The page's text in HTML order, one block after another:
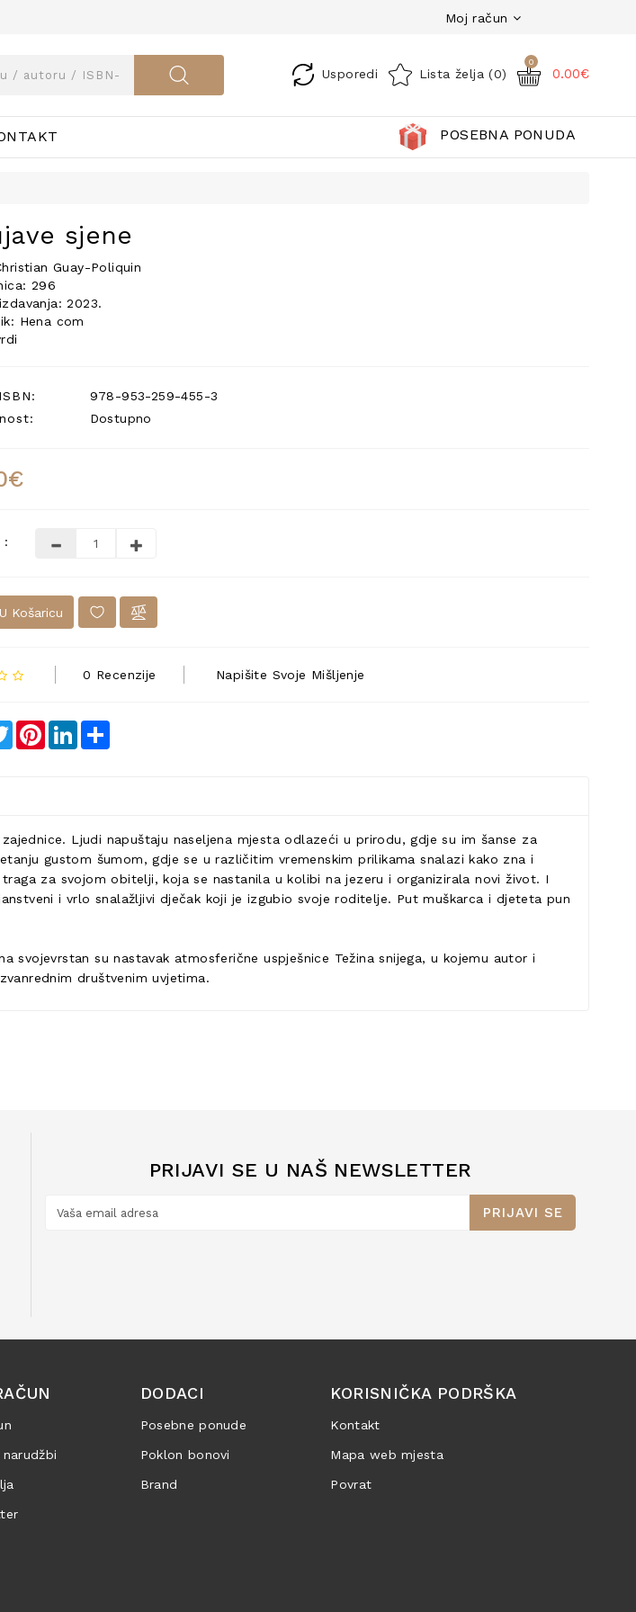
Moj račun
Usporedi Lista želja (0)
0
0.00€
POSEBNA PONUDA
sjene
Guay-Poliquin
296
2023.
Hena com
978-953-259-455-3
Dostupno
:
Košaricu
0 Recenzije Napišite Svoje Mišljenje
TwitterPinterestLinkedIn
Ljudi napuštaju naseljena mjesta odlazeći u prirodu, gdje su im šanse za
gustom šumom, gdje se u različitim vremenskim prilikama snalazi kako zna i
za svojom obitelji, koja se nastanila u kolibi na jezeru i organizirala novi život. I
i vrlo snalažljivi dječak koji je izgubio svoje roditelje. Put muškarca i djeteta pun
svojevrstan su nastavak atmosferične uspješnice Težina snijega, u kojemu autor i
društvenim uvjetima.
PRIJAVI SE U NAŠ NEWSLETTER
PRIJAVI SE
DODACI
Posebne ponude
Poklon bonovi
Brand
KORISNIČKA PODRŠKA
Kontakt
Mapa web mjesta
Povrat